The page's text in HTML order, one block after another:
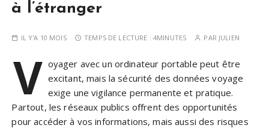
à l’étranger
IL Y'A 10 MOIS TEMPS DE LECTURE : 4MINUTES PAR JULIEN
V oyager avec un ordinateur portable peut être
excitant, mais la sécurité des données voyage
exige une vigilance permanente et pratique.
Partout, les réseaux publics offrent des opportunités
pour accéder à vos informations, mais aussi des risques